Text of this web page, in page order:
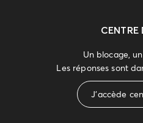
CENTRE
Un blocage,
Les réponses sont
J'accède